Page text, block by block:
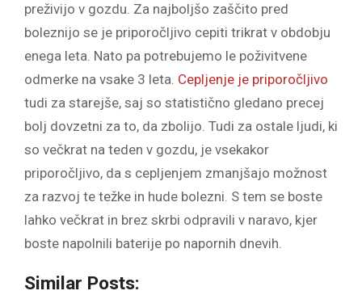
preživijo v gozdu. Za najboljšo zaščito pred
boleznijo se je priporočljivo cepiti trikrat v obdobju
enega leta. Nato pa potrebujemo le poživitvene
odmerke na vsake 3 leta. Cepljenje je priporočljivo
tudi za starejše, saj so statistično gledano precej
bolj dovzetni za to, da zbolijo. Tudi za ostale ljudi, ki
so večkrat na teden v gozdu, je vsekakor
priporočljivo, da s cepljenjem zmanjšajo možnost
za razvoj te težke in hude bolezni. S tem se boste
lahko večkrat in brez skrbi odpravili v naravo, kjer
boste napolnili baterije po napornih dnevih.
Similar Posts: